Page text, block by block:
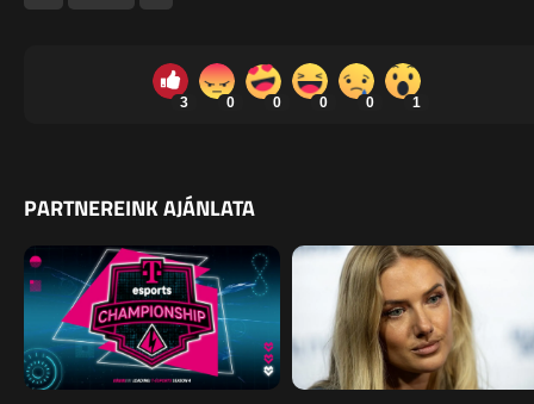
3 0 0 0 0 1
PARTNEREINK AJÁNLATA